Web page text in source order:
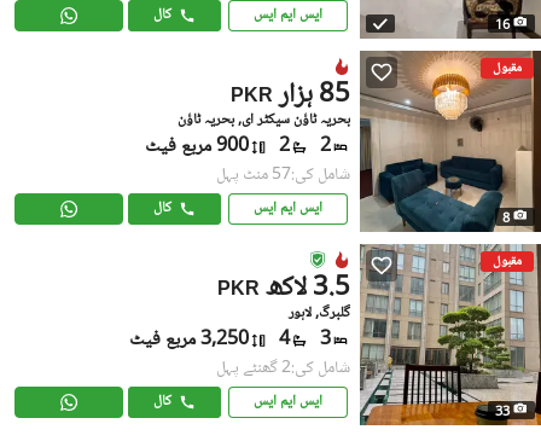
16 ایس ایم ایس کال
مقبول
8
PKR 85 ہزار
بحریہ ٹاؤن سیکٹر ای, بحریہ ٹاؤن
2
2 900 مربع فیٹ
شامل کی:57 منٹ پہل
ایس ایم ایس کال
مقبول
33
PKR 3.5 لاکھ
گلبرگ, لاہور
3
4 3,250 مربع فیٹ
شامل کی:2 گھنٹے پہل
ایس ایم ایس کال